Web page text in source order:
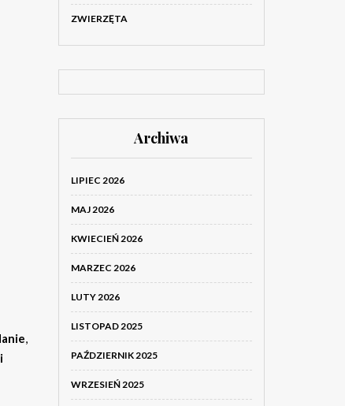
,
ZWIERZĘTA
Archiwa
LIPIEC 2026
MAJ 2026
KWIECIEŃ 2026
MARZEC 2026
LUTY 2026
LISTOPAD 2025
PAŹDZIERNIK 2025
WRZESIEŃ 2025